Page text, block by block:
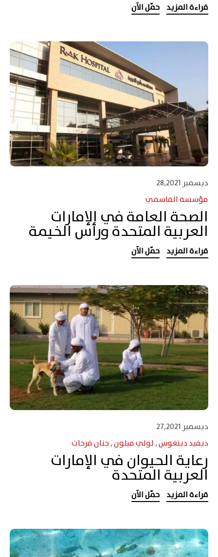
قراءة المزيد حمّل الآن
ديسمبر 28,2021
مؤسسة القاسمي
الصحة العامة في الإمارات
العربية المتحدة ورأس الخيمة
قراءة المزيد حمّل الآن
ديسمبر 27,2021
ديفيد دينغوس, لولي ميلون,جنان فرحات
رعاية الحيوان في الإمارات
العربية المتحدة
قراءة المزيد حمّل الآن